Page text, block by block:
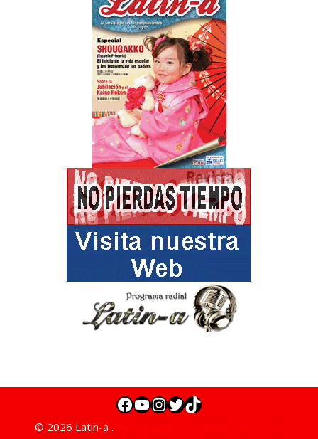
© 2026 Latin-a .